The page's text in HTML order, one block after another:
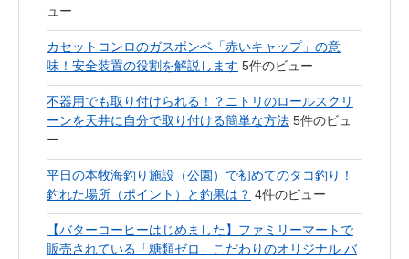
ュー
カセットコンロのガスボンベ「赤いキャップ」の意
味！安全装置の役割を解説します 5件のビュー
不器用でも取り付けられる！？ニトリのロールスクリ
ーンを天井に自分で取り付ける簡単な方法 5件のビュ
ー
平日の本牧海釣り施設（公園）で初めてのタコ釣り！
釣れた場所（ポイント）と釣果は？ 4件のビュー
【バターコーヒーはじめました】ファミリーマートで
販売されている「糖類ゼロ こだわりのオリジナル バ